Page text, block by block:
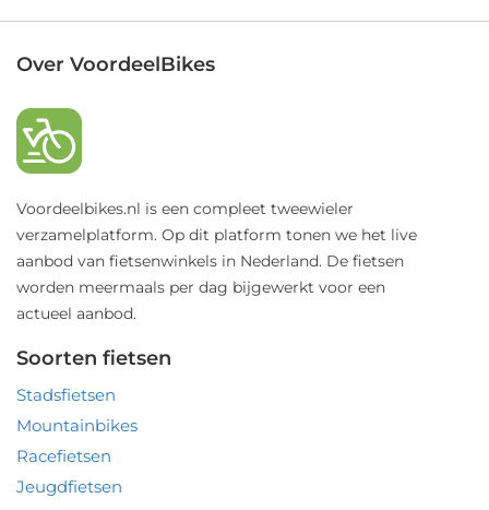
Over VoordeelBikes
Voordeelbikes.nl is een compleet tweewieler
verzamelplatform. Op dit platform tonen we het live
aanbod van fietsenwinkels in Nederland. De fietsen
worden meermaals per dag bijgewerkt voor een
actueel aanbod.
Soorten fietsen
Stadsfietsen
Mountainbikes
Racefietsen
Jeugdfietsen